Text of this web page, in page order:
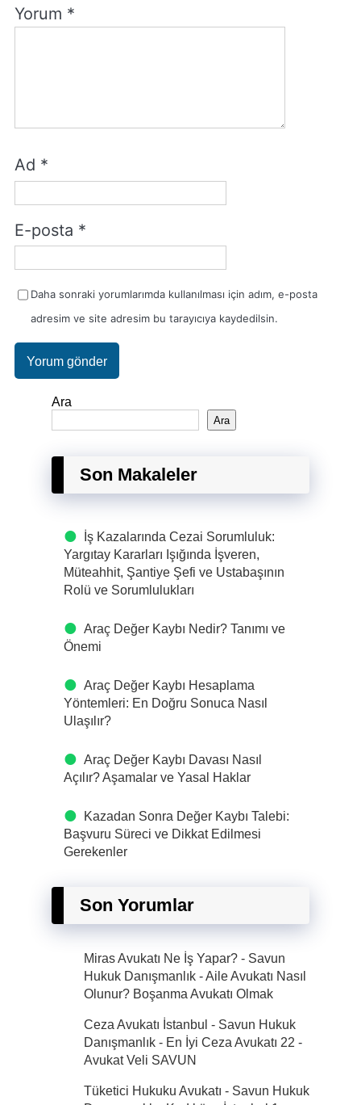
Yorum *
Ad *
E-posta *
Daha sonraki yorumlarımda kullanılması için adım, e-posta
adresim ve site adresim bu tarayıcıya kaydedilsin.
Ara
Ara
Son Makaleler
İş Kazalarında Cezai Sorumluluk:
Yargıtay Kararları Işığında İşveren,
Müteahhit, Şantiye Şefi ve Ustabaşının
Rolü ve Sorumlulukları
Araç Değer Kaybı Nedir? Tanımı ve
Önemi
Araç Değer Kaybı Hesaplama
Yöntemleri: En Doğru Sonuca Nasıl
Ulaşılır?
Araç Değer Kaybı Davası Nasıl
Açılır? Aşamalar ve Yasal Haklar
Kazadan Sonra Değer Kaybı Talebi:
Başvuru Süreci ve Dikkat Edilmesi
Gerekenler
Son Yorumlar
Miras Avukatı Ne İş Yapar? - Savun
Hukuk Danışmanlık -Aile Avukatı Nasıl
Olunur? Boşanma Avukatı Olmak
Ceza Avukatı İstanbul - Savun Hukuk
Danışmanlık - En İyi Ceza Avukatı 22 -
Avukat Veli SAVUN
Tüketici Hukuku Avukatı - Savun Hukuk